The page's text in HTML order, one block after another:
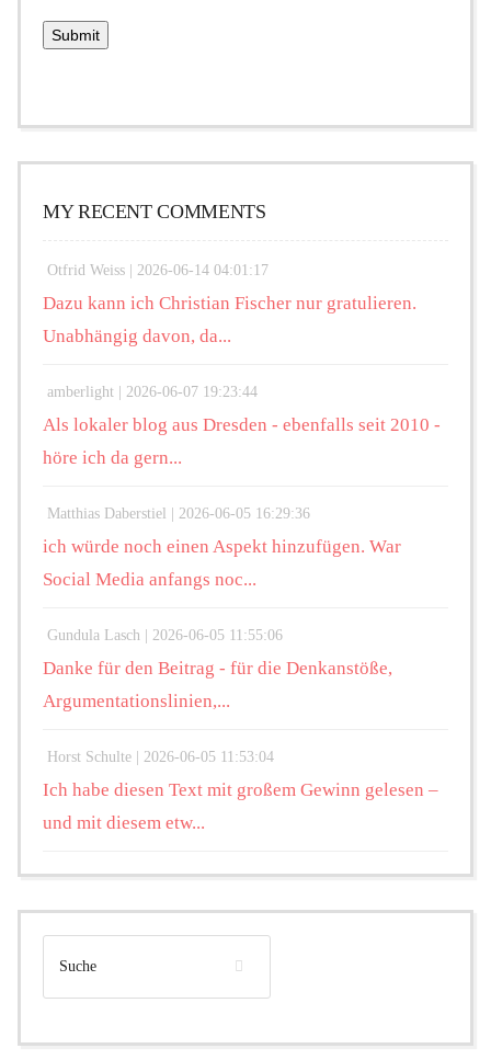
MY RECENT COMMENTS
Otfrid Weiss | 2026-06-14 04:01:17
Dazu kann ich Christian Fischer nur gratulieren.
Unabhängig davon, da...
amberlight | 2026-06-07 19:23:44
Als lokaler blog aus Dresden - ebenfalls seit 2010 -
höre ich da gern...
Matthias Daberstiel | 2026-06-05 16:29:36
ich würde noch einen Aspekt hinzufügen. War
Social Media anfangs noc...
Gundula Lasch | 2026-06-05 11:55:06
Danke für den Beitrag - für die Denkanstöße,
Argumentationslinien,...
Horst Schulte | 2026-06-05 11:53:04
Ich habe diesen Text mit großem Gewinn gelesen –
und mit diesem etw...